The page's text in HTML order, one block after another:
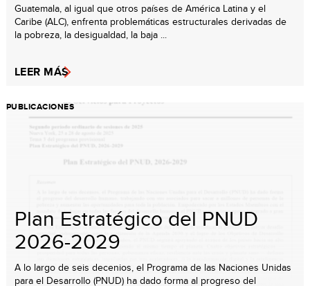
Guatemala, al igual que otros países de América Latina y el
Caribe (ALC), enfrenta problemáticas estructurales derivadas de
la pobreza, la desigualdad, la baja ...
LEER MÁS
PUBLICACIONES
Plan Estratégico del PNUD
2026-2029
A lo largo de seis decenios, el Programa de las Naciones Unidas
para el Desarrollo (PNUD) ha dado forma al progreso del